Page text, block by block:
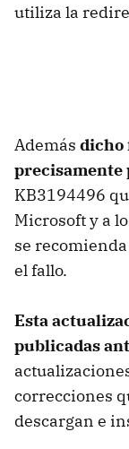
utiliza la
Además dicho
precisamente
KB3194496
Microsoft y a
se
el fallo.
Esta
publicadas
correcciones
descargan e